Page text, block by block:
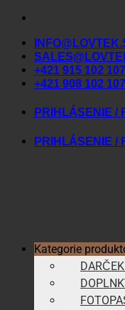
Skip
content
+421 915 102 107
+421 908 102 107
PRIHLÁSENIE /
PRIHLÁSENIE /
Kategorie